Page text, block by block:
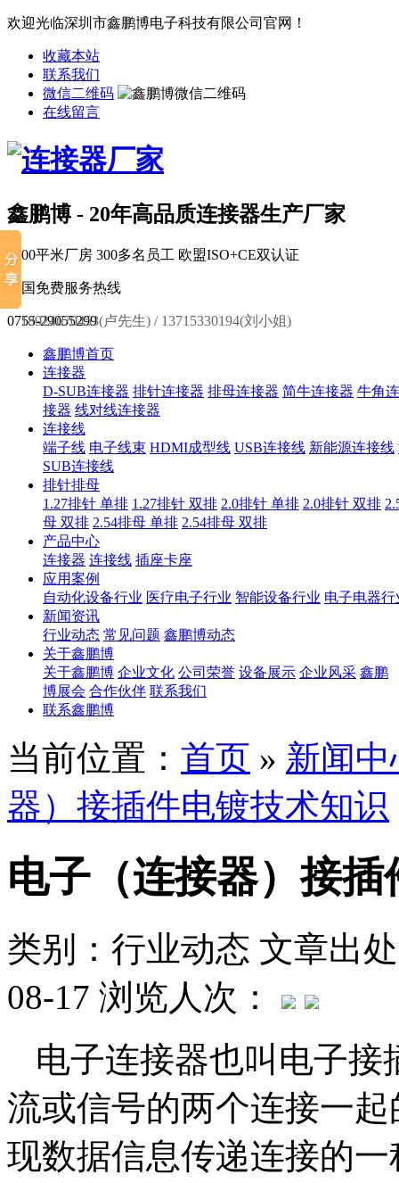
欢迎光临深圳市鑫鹏博电子科技有限公司官网！
收藏本站
联系我们
微信二维码
在线留言
鑫鹏博 - 20年高品质连接器生产厂家
6000平米厂房 300多名员工 欧盟ISO+CE双认证
全国免费服务热线
0755-29055299
18924670453(卢先生) / 13715330194(刘小姐)
鑫鹏博首页
连接器
D-SUB连接器 排针连接器 排母连接器 简牛连接器 牛角
接器 线对线连接器
连接线
端子线 电子线束 HDMI成型线 USB连接线 新能源连接线
SUB连接线
排针排母
1.27排针 单排 1.27排针 双排 2.0排针 单排 2.0排针 双排
母 双排 2.54排母 单排 2.54排母 双排
产品中心
连接器 连接线 插座卡座
应用案例
自动化设备行业 医疗电子行业 智能设备行业 电子电器行
新闻资讯
行业动态 常见问题 鑫鹏博动态
关于鑫鹏博
关于鑫鹏博 企业文化 公司荣誉 设备展示 企业风采 鑫鹏
博展会 合作伙伴 联系我们
联系鑫鹏博
当前位置： 首页 » 新闻中
器）接插件电镀技术知识
电子（连接器）接
类别：行业动态 文章出
08-17 浏览人次：
电子连接器也叫电子
流或信号的两个连接一
现数据信息传递连接的